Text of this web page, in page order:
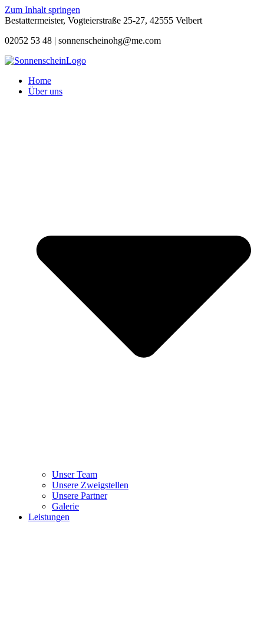
Zum Inhalt springen
Bestattermeister, Vogteierstraße 25-27, 42555 Velbert
02052 53 48 | sonnenscheinohg@me.com
Home
Über uns
Unser Team
Unsere Zweigstellen
Unsere Partner
Galerie
Leistungen